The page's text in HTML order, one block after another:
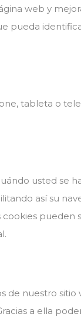
web y
pueda
tableta o
usted se
así su
cookies pueden
de nuestro sitio
a ella